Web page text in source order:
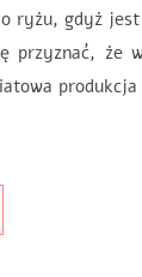
ryżu, gdyż
przyznać,